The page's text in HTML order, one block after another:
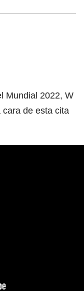
Mundial 2022, W
de esta cita